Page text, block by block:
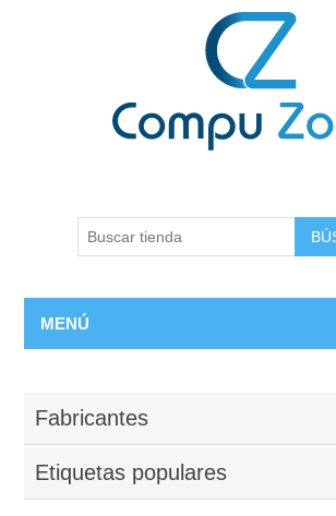
MENÚ
Fabricantes
Etiquetas populares